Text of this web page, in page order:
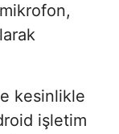
kesinlikle
işletim